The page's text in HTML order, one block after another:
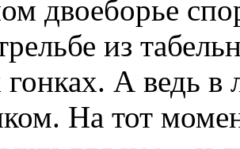
двоеборье
из
А ведь
На тот